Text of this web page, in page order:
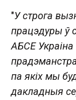
"У строга
працэдуры ў
АБСЕ Украіна
па якіх мы
дакладныя